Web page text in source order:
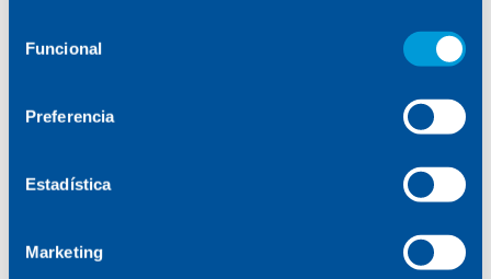
Funcional
Preferencia
Estadística
Marketing
18 listopada 2023